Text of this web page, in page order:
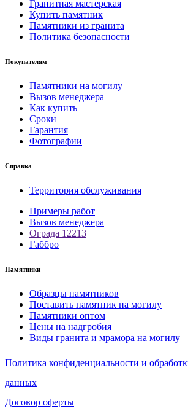
Гранитная мастерская
Купить памятник
Памятники из гранита
Политика безопасности
Покупателям
Памятники на могилу
Вызов менеджера
Как купить
Сроки
Гарантия
Фотографии
Справка
Территория обслуживания
Примеры работ
Вызов менеджера
Ограда 12213
Габбро
Памятники
Образцы памятников
Поставить памятник на могилу
Памятники оптом
Цены на надгробия
Виды гранита и мрамора на могилу
Политика конфиденциальности и
данных
Договор оферты